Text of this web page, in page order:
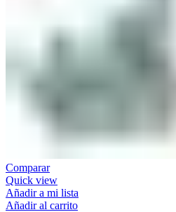
Comparar
Quick view
Añadir a mi lista
Añadir al carrito